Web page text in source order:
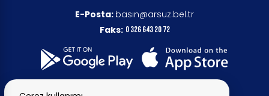
E-Posta: basın@arsuz.bel.tr
Faks: 0 326 643 20 72